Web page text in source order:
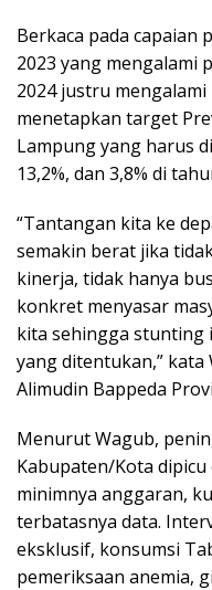
Berkaca pada capaian
2023 yang mengalami
2024 justru
menetapkan target
Lampung yang harus
13,2%, dan 3,8% di
“Tantangan kita ke
semakin berat jika
kinerja, tidak hanya
konkret menyasar
kita sehingga stunting
yang ditentukan,” kata
Alimudin Bappeda
Menurut Wagub,
Kabupaten/Kota
minimnya anggaran,
terbatasnya data.
eksklusif, konsumsi
pemeriksaan anemia,